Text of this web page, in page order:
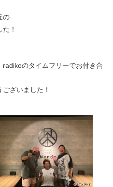
の
！
のタイムフリーでお付き合
ざいました！